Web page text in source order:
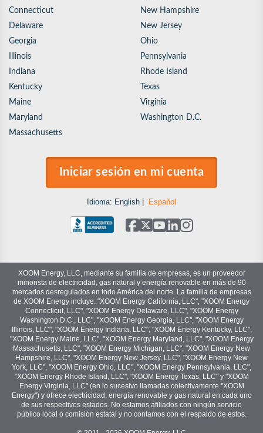
Iniciar sesión en mi cuenta
Idioma: English | Español
Connecticut
Delaware
Georgia
Illinois
Indiana
Kentucky
Maine
Maryland
Massachusetts
New Hampshire
New Jersey
Ohio
Pennsylvania
Rhode Island
Texas
Virginia
Washington D.C.
XOOM Energy, LLC, mediante su familia de empresas, es un proveedor
minorista de electricidad, gas natural y energía renovable en más de 90
mercados desregulados en todo América del norte. La familia de empresas
de XOOM Energy incluye: "XOOM Energy California, LLC", "XOOM Energy
Connecticut, LLC", "XOOM Energy Delaware, LLC", "XOOM Energy
Washington D.C., LLC", "XOOM Energy Georgia, LLC", "XOOM Energy
Illinois, LLC", "XOOM Energy Indiana, LLC", "XOOM Energy Kentucky, LLC",
"XOOM Energy Maine, LLC", "XOOM Energy Maryland, LLC", "XOOM Energy
Massachusetts, LLC", "XOOM Energy Michigan, LLC", "XOOM Energy New
Hampshire, LLC", "XOOM Energy New Jersey, LLC", "XOOM Energy New
York, LLC", "XOOM Energy Ohio, LLC", "XOOM Energy Pennsylvania, LLC",
"XOOM Energy Rhode Island, LLC", "XOOM Energy Texas, LLC" y "XOOM
Energy Virginia, LLC" (en lo sucesivo llamadas colectivamente "XOOM
Energy") y ofrece electricidad, energía renovable y gas natural en cada uno
de sus respectivos estados. No estamos afiliados con ningún servicio
público local o comisión estatal y no contamos con el respaldo de estos.